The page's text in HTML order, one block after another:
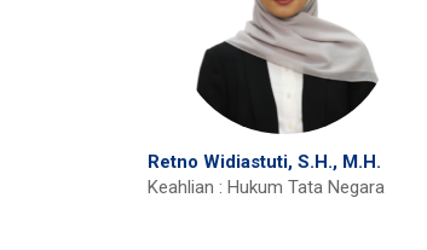
Retno Widiastuti, S.H., M.H.
Keahlian : Hukum Tata Negara